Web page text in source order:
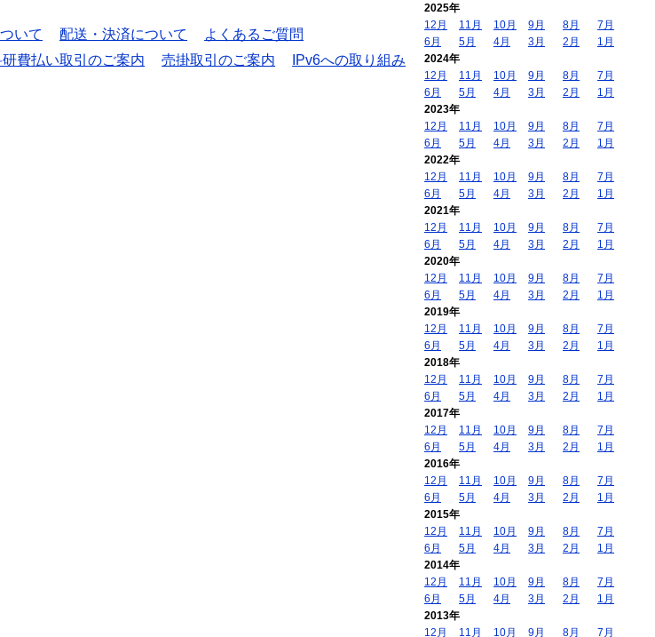
いて 配送・決済について
よくあるご質問
費払い取引のご案内 売掛取引のご案内
IPv6への取り組み
2025年
12月
11月 10月 9月 8月
7月
6月
5月 4月 3月 2月
1月
2024年
12月
11月 10月 9月 8月
7月
6月
5月 4月 3月 2月
1月
2023年
12月
11月 10月 9月 8月
7月
6月
5月 4月 3月 2月
1月
2022年
12月
11月 10月 9月 8月
7月
6月
5月 4月 3月 2月
1月
2021年
12月
11月 10月 9月 8月
7月
6月
5月 4月 3月 2月
1月
2020年
12月
11月 10月 9月 8月
7月
6月
5月 4月 3月 2月
1月
2019年
12月
11月 10月 9月 8月
7月
6月
5月 4月 3月 2月
1月
2018年
12月
11月 10月 9月 8月
7月
6月
5月 4月 3月 2月
1月
2017年
12月
11月 10月 9月 8月
7月
6月
5月 4月 3月 2月
1月
2016年
12月
11月 10月 9月 8月
7月
6月
5月 4月 3月 2月
1月
2015年
12月
11月 10月 9月 8月
7月
6月
5月 4月 3月 2月
1月
2014年
12月
11月 10月 9月 8月
7月
6月
5月 4月 3月 2月
1月
2013年
12月
11月 10月 9月 8月 7月